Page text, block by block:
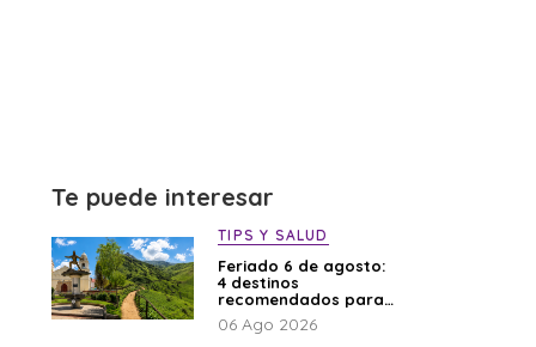
Te puede interesar
TIPS Y SALUD
Feriado 6 de agosto:
4 destinos
recomendados para
disfrutar el descanso
06 Ago 2026